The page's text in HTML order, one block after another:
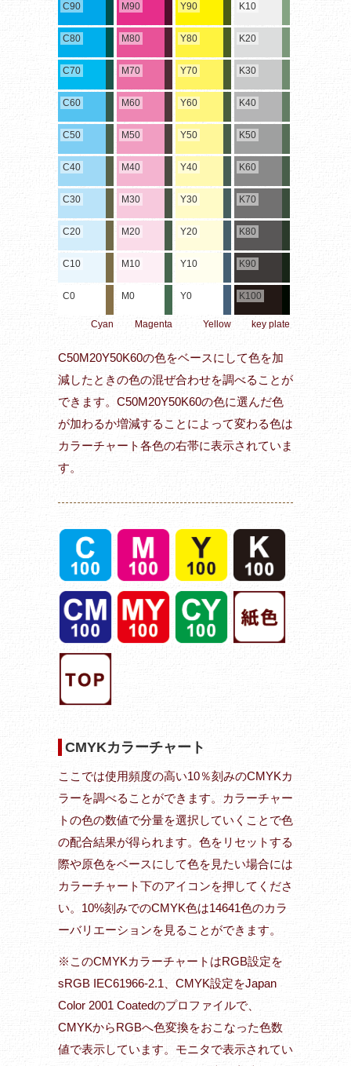
C90
C80
C70
C60
C50
C40
C30
C20
C10
C0
Cyan
M90
M80
M70
M60
M50
M40
M30
M20
M10
M0
Magenta
Y90
Y80
Y70
Y60
Y50
Y40
Y30
Y20
Y10
Y0
Yellow
K10
K20
K30
K40
K50
K60
K70
K80
K90
K100
key plate
C50M20Y50K60の色をベースにして色を加
減したときの色の混ぜ合わせを調べることが
できます。C50M20Y50K60の色に選んだ色
が加わるか増減することによって変わる色は
カラーチャート各色の右帯に表示されていま
す。
CMYKカラーチャート
ここでは使用頻度の高い10％刻みのCMYKカ
ラーを調べることができます。カラーチャー
トの色の数値で分量を選択していくことで色
の配合結果が得られます。色をリセットする
際や原色をベースにして色を見たい場合には
カラーチャート下のアイコンを押してくださ
い。10%刻みでのCMYK色は14641色のカラ
ーバリエーションを見ることができます。
※このCMYKカラーチャートはRGB設定を
sRGB IEC61966-2.1、CMYK設定をJapan
Color 2001 Coatedのプロファイルで、
CMYKからRGBへ色変換をおこなった色数
値で表示しています。モニタで表示されてい